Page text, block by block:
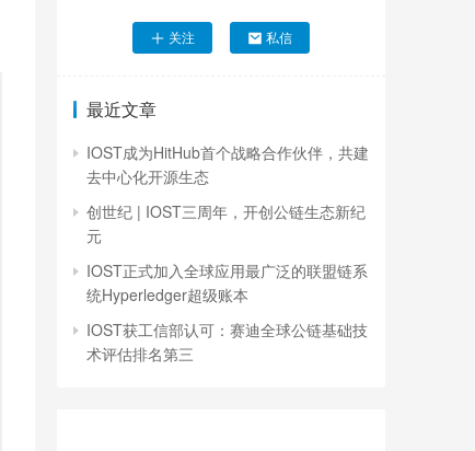
关注 私信
最近文章
IOST成为HitHub首个战略合作伙伴，共建
去中心化开源生态
创世纪 | IOST三周年，开创公链生态新纪
元
IOST正式加入全球应用最广泛的联盟链系
统Hyperledger超级账本
IOST获工信部认可：赛迪全球公链基础技
术评估排名第三